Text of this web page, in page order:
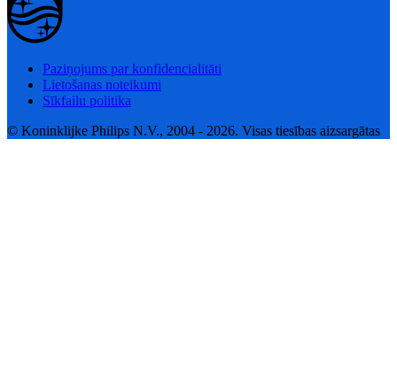
Paziņojums par konfidencialitāti
Lietošanas noteikumi
Sīkfailu politika
© Koninklijke Philips N.V., 2004 - 2026. Visas tiesības aizsargātas